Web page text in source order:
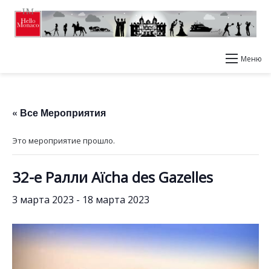
Меню
« Все Мероприятия
Это мероприятие прошло.
32-е Ралли Aïcha des Gazelles
3 марта 2023 - 18 марта 2023